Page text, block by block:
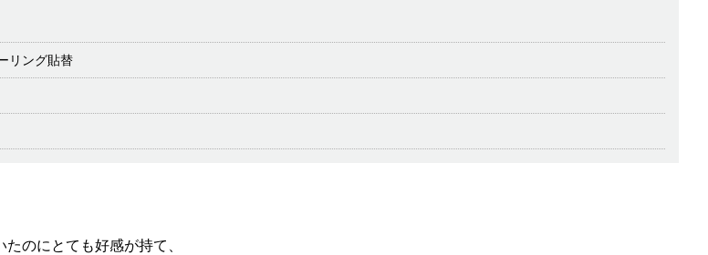
リング貼替
のにとても好感が持て、